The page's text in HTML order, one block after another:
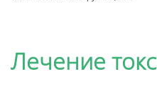
Лечение